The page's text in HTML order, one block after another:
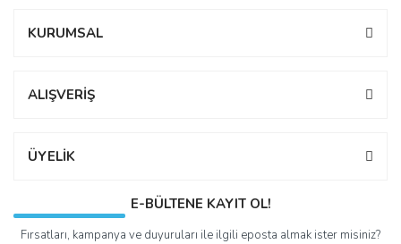
KURUMSAL
ALIŞVERİŞ
ÜYELİK
E-BÜLTENE KAYIT OL!
Fırsatları, kampanya ve duyuruları ile ilgili eposta almak ister misiniz?